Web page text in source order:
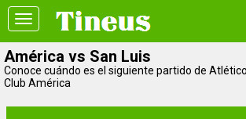
Toggle
navigation
América vs San Luis
Conoce cuándo es el siguiente partido de
Club América